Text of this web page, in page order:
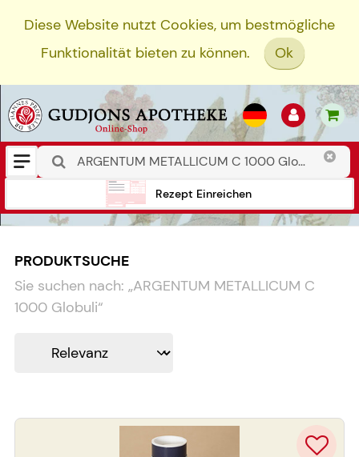
Diese Website nutzt Cookies, um bestmögliche
Funktionalität bieten zu können.
Ok
Rezept Einreichen
PRODUKTSUCHE
Sie suchen nach: „ARGENTUM METALLICUM C
1000 Globuli“